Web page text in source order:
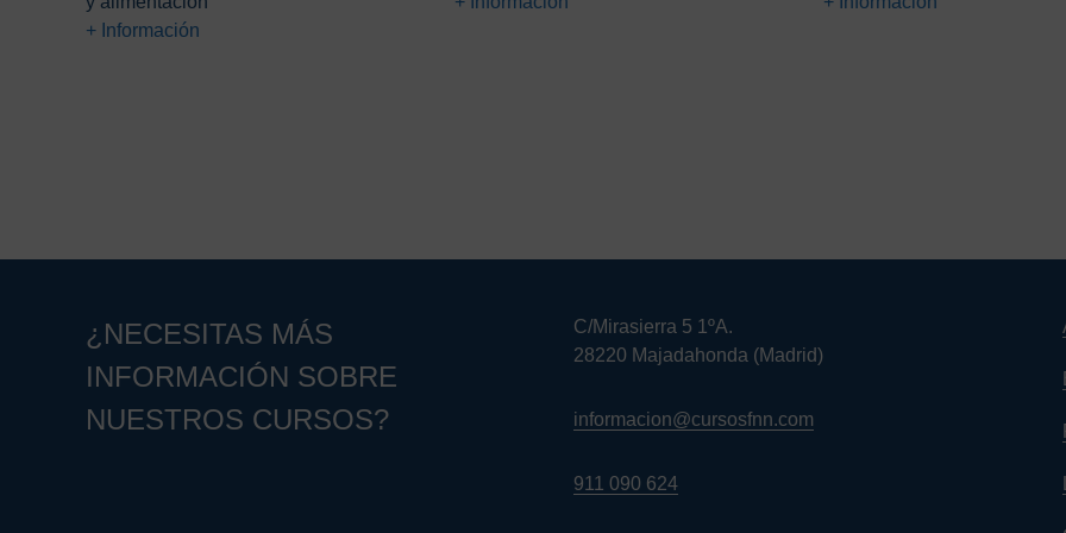
65,00€.19,00€.
+ Información
66,00€.25,00€.
66,00€.29,00€.
¿NECESITAS MÁS
INFORMACIÓN SOBRE
NUESTROS CURSOS?
C/Mirasierra 5 1ºA.
28220 Majadahonda (Madrid)
informacion@cursosfnn.com
911 090 624